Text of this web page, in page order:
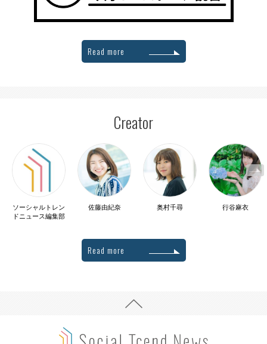
Read more
Creator
ソーシャルトレン
ドニュース編集部
佐藤由紀奈 奥村千尋 行谷麻衣
Read more